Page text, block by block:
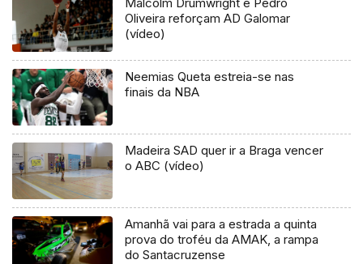
Malcolm Drumwright e Pedro
Oliveira reforçam AD Galomar
(vídeo)
Neemias Queta estreia-se nas
finais da NBA
Madeira SAD quer ir a Braga vencer
o ABC (vídeo)
Amanhã vai para a estrada a quinta
prova do troféu da AMAK, a rampa
do Santacruzense